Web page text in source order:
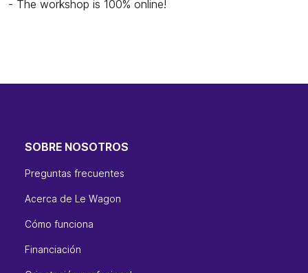
- The workshop is 100% online!
SOBRE NOSOTROS
Preguntas frecuentes
Acerca de Le Wagon
Cómo funciona
Financiación